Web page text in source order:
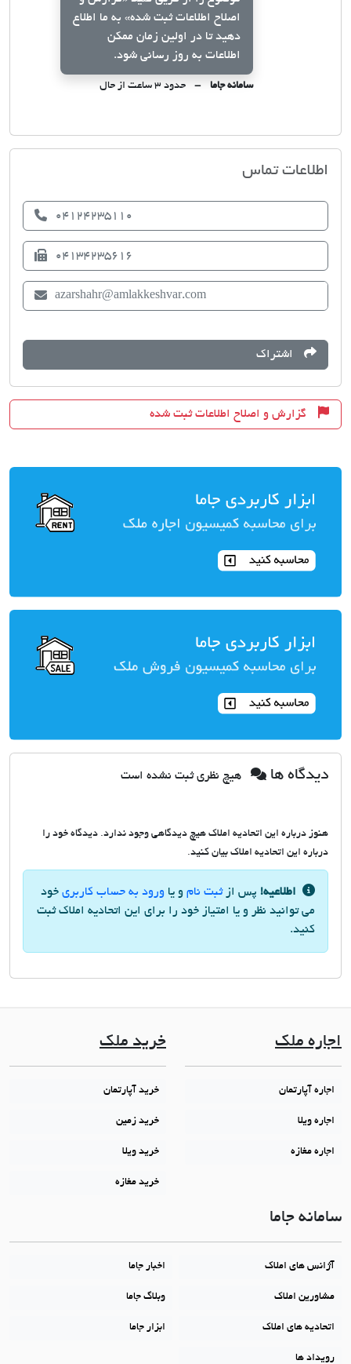
اصلاح اطلاعات ثبت شده» به ما اطلاع
دهید تا در اولین زمان ممکن
اطلاعات به روز رسانی شود.
سامانه جاما حدود ۳ ساعت از حال
اطلاعات تماس
04124235110
04134235616
azarshahr@amlakkeshvar.com
اشتراک
گزارش و اصلاح اطلاعات ثبت شده
دیدگاه ها هیچ نظری ثبت نشده است
هنوز درباره این اتحادیه املاک هیچ دیدگاهی وجود ندارد. دیدگاه خود را
درباره این اتحادیه املاک بیان کنید.
اطلاعیه! پس ازثبت نام و یا ورود به حساب کاربری خود
می توانید نظر و یا امتیاز خود را برای این اتحادیه املاک ثبت
کنید.
اجاره ملک
اجاره آپارتمان
اجاره ویلا
اجاره مغازه
خرید ملک
خرید آپارتمان
خرید زمین
خرید ویلا
خرید مغازه
سامانه جاما
آژانس های املاک اخبار جاما
مشاورین املاک وبلاگ جاما
اتحادیه های املاک ابزار جاما
رویداد ها